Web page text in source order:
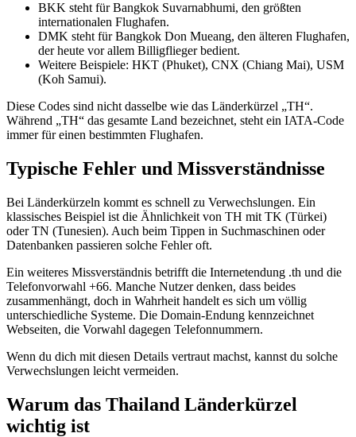
BKK steht für Bangkok Suvarnabhumi, den größten
internationalen Flughafen.
DMK steht für Bangkok Don Mueang, den älteren Flughafen,
der heute vor allem Billigflieger bedient.
Weitere Beispiele: HKT (Phuket), CNX (Chiang Mai), USM
(Koh Samui).
Diese Codes sind nicht dasselbe wie das Länderkürzel „TH“.
Während „TH“ das gesamte Land bezeichnet, steht ein IATA-Code
immer für einen bestimmten Flughafen.
Typische Fehler und Missverständnisse
Bei Länderkürzeln kommt es schnell zu Verwechslungen. Ein
klassisches Beispiel ist die Ähnlichkeit von TH mit TK (Türkei)
oder TN (Tunesien). Auch beim Tippen in Suchmaschinen oder
Datenbanken passieren solche Fehler oft.
Ein weiteres Missverständnis betrifft die Internetendung .th und die
Telefonvorwahl +66. Manche Nutzer denken, dass beides
zusammenhängt, doch in Wahrheit handelt es sich um völlig
unterschiedliche Systeme. Die Domain-Endung kennzeichnet
Webseiten, die Vorwahl dagegen Telefonnummern.
Wenn du dich mit diesen Details vertraut machst, kannst du solche
Verwechslungen leicht vermeiden.
Warum das Thailand Länderkürzel
wichtig ist